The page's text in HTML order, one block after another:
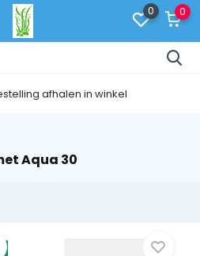
0 0
afhalen in winkel
Aqua 30